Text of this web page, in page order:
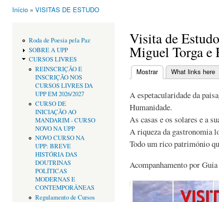
Início » VISITAS DE ESTUDO
Roda de Poesia pela Paz
SOBRE A UPP
CURSOS LIVRES
REINSCRIÇÃO E
INSCRIÇÃO NOS
CURSOS LIVRES DA
UPP EM 2026/2027
CURSO DE
INICIAÇÃO AO
MANDARIM - CURSO
NOVO NA UPP
NOVO CURSO NA
UPP: BREVE
HISTÓRIA DAS
DOUTRINAS
POLÍTICAS
MODERNAS E
CONTEMPORÂNEAS
Regulamento de Cursos
Visita de
Miguel Torga e
Separadores
Mostrar(separador ativo)
What links here
A espetacularidade da
Humanidade.
As casas e os solares e a
A riqueza da gastronomia
Todo um rico património
Acompanhamento por